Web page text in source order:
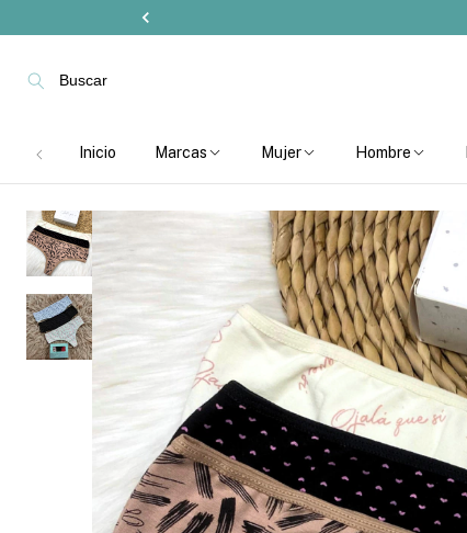
Buscar
Inicio Marcas Mujer Hombre